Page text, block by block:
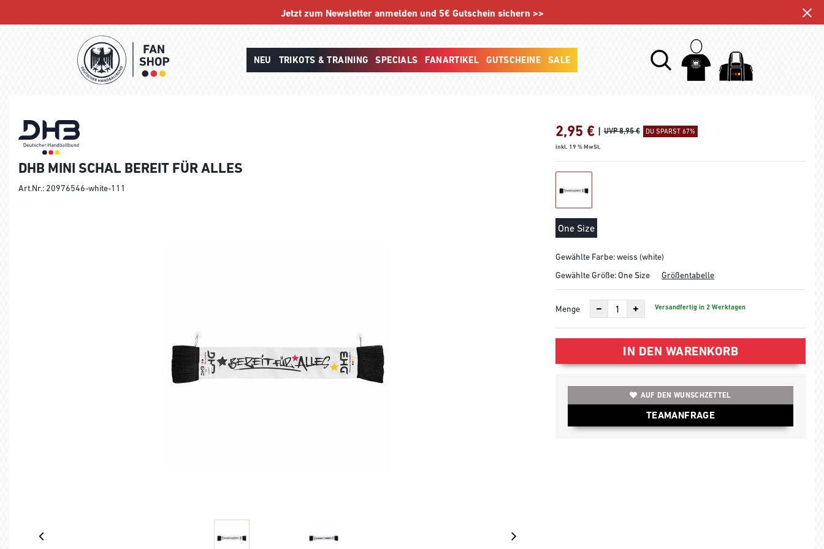
Jetzt zum Newsletter anmelden und 5€ Gutschein sichern >>
NEU TRIKOTS & TRAINING SPECIALS FANARTIKEL GUTSCHEINE SALE
DHB MINI SCHAL BEREIT FÜR ALLES
Art.Nr.: 20976546-white-111
2,95 € | UVP 8,95 € DU SPARST 67%
inkl. 19 % MwSt.
One Size
Gewählte Farbe: weiss (white)
Gewählte Größe:One Size Größentabelle
Menge Versandfertig in 2 Werktagen
IN DEN WARENKORB
AUF DEN WUNSCHZETTEL
TEAMANFRAGE